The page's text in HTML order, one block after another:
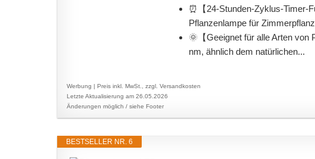
⏰️【24-Stunden-Zyklus-Timer-
Pflanzenlampe für
🌞【Geeignet für alle Arten von
nm, ähnlich dem natürlichen...
Werbung | Preis inkl. MwSt., zzgl. Versandkosten
Letzte Aktualisierung am 26.05.2026
Änderungen möglich / siehe Footer
BESTSELLER NR. 6